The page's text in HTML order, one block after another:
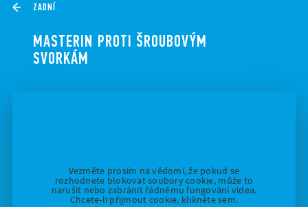
ZADNÍ
MASTERIN PROTI ŠROUBOVÝM
SVORKÁM
Vezměte prosím na vědomí, že pokud se
rozhodnete blokovat soubory cookie, může to
narušit nebo zabránit řádnému fungování videa.
Chcete-li přijmout cookie, klikněte sem.